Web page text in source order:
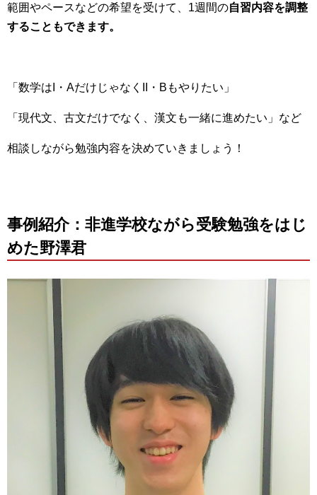
範囲やペースなどの希望を受けて、1週間の自習内容を調整
することもできます。
「数学はI・AだけじゃなくII・Bもやりたい」
「現代文、古文だけでなく、漢文も一緒に進めたい」など
相談しながら勉強内容を決めていきましょう！
事例紹介：非進学校ながら受験勉強をはじ
めた野澤君